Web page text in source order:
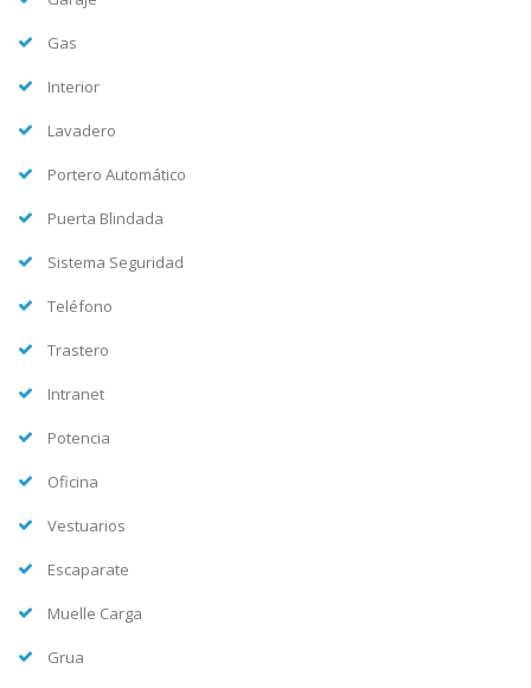
Gas
Interior
Lavadero
Portero Automático
Puerta Blindada
Sistema Seguridad
Teléfono
Trastero
Intranet
Potencia
Oficina
Vestuarios
Escaparate
Muelle Carga
Grua